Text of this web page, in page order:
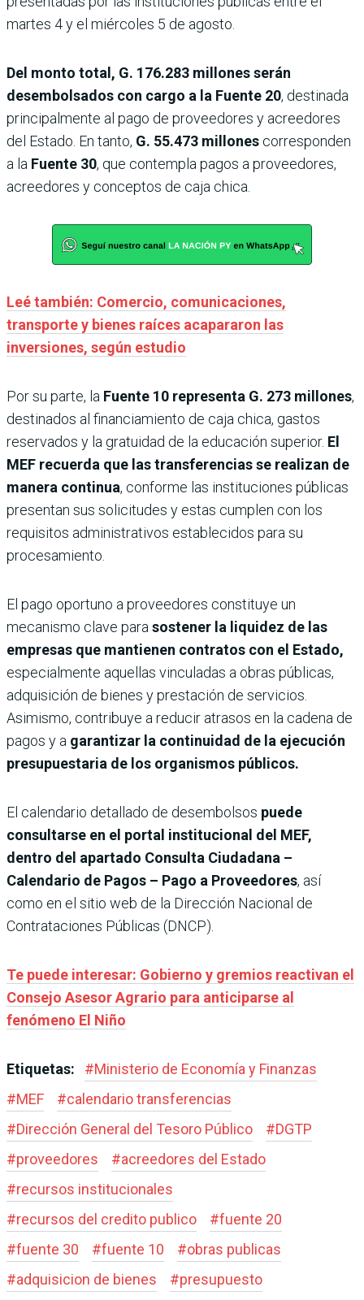
martes 4 y el miércoles 5 de agosto.
Del monto total, G. 176.283 millones serán
desembolsados con cargo a la Fuente 20, destinada
principalmente al pago de proveedores y acreedores
del Estado. En tanto, G. 55.473 millones corresponden
a la Fuente 30, que contempla pagos a proveedores,
acreedores y conceptos de caja chica.
Leé también: Comercio, comunicaciones,
transporte y bienes raíces acapararon las
inversiones, según estudio
Por su parte, la Fuente 10 representa G. 273 millones,
destinados al financiamiento de caja chica, gastos
reservados y la gratuidad de la educación superior. El
MEF recuerda que las transferencias se realizan de
manera continua, conforme las instituciones públicas
presentan sus solicitudes y estas cumplen con los
requisitos administrativos establecidos para su
procesamiento.
El pago oportuno a proveedores constituye un
mecanismo clave parasostener la liquidez de las
empresas que mantienen contratos con el Estado,
especialmente aquellas vinculadas a obras públicas,
adquisición de bienes y prestación de servicios.
Asimismo, contribuye a reducir atrasos en la cadena de
pagos y a garantizar la continuidad de la ejecución
presupuestaria de los organismos públicos.
El calendario detallado de desembolsos puede
consultarse en el portal institucional del MEF,
dentro del apartado Consulta Ciudadana –
Calendario de Pagos – Pago a Proveedores, así
como en el sitio web de la Dirección Nacional de
Contrataciones Públicas (DNCP).
Te puede interesar: Gobierno y gremios reactivan el
Consejo Asesor Agrario para anticiparse al
fenómeno El Niño
Etiquetas: #Ministerio de Economía y Finanzas
#MEF #calendario transferencias
#Dirección General del Tesoro Público #DGTP
#proveedores #acreedores del Estado
#recursos institucionales
#recursos del credito publico #fuente 20
#fuente 30 #fuente 10 #obras publicas
#adquisicion de bienes #presupuesto